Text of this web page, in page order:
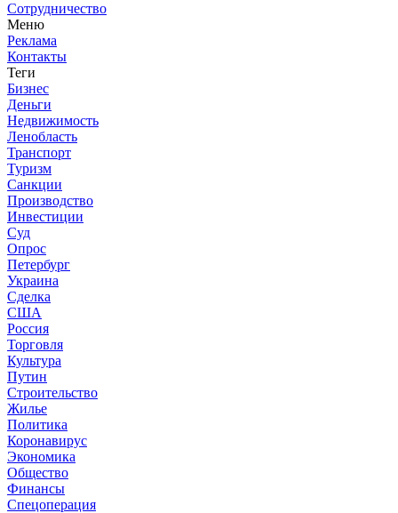
Сотрудничество
Меню
Реклама
Контакты
Теги
Бизнес
Деньги
Недвижимость
Ленобласть
Транспорт
Туризм
Санкции
Производство
Инвестиции
Суд
Опрос
Петербург
Украина
Сделка
США
Россия
Торговля
Культура
Путин
Строительство
Жилье
Политика
Коронавирус
Экономика
Общество
Финансы
Спецоперация